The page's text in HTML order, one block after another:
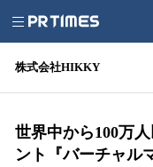
株式会社HIKKY
世界中から100万
ント『バーチャル